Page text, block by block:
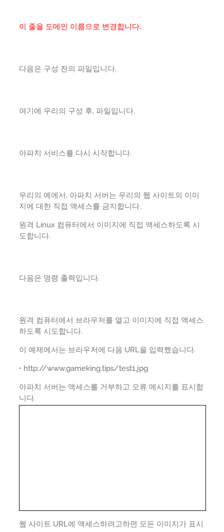
이 줄을 도메인 이름으로 변경합니다.
다음은 구성 전의 파일입니다.
여기에 우리의 구성 후, 파일입니다.
아파치 서비스를 다시 시작합니다.
우리의 예에서, 아파치 서버는 우리의 웹 사이트의 이미
지에 대한 직접 액세스를 금지합니다.
원격 Linux 컴퓨터에서 이미지에 직접 액세스하도록 시
도합니다.
다음은 명령 출력입니다.
원격 컴퓨터에서 브라우저를 열고 이미지에 직접 액세스
하도록 시도합니다.
이 예제에서는 브라우저에 다음 URL을 입력했습니다.
• http://www.gameking.tips/test1.jpg
아파치 서버는 액세스를 거부하고 오류 메시지를 표시합
니다.
웹 사이트 URL에 액세스하려고하면 모든 이미지가 표시